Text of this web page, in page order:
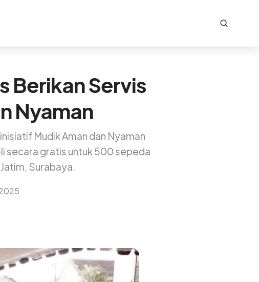
Berikan Servis
Nyaman
Mudik Aman dan Nyaman
secara gratis untuk 500 sepeda
Surabaya.